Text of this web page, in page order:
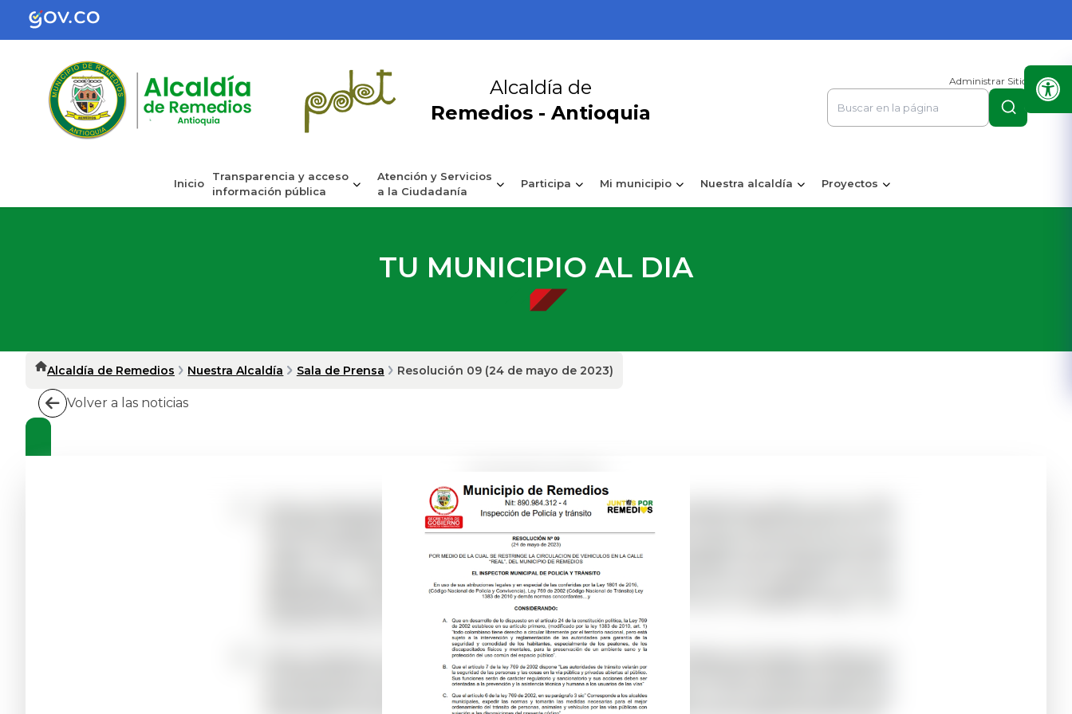
Alcaldía de
Remedios - Antioquia
Administrar Sitio
Inicio
Transparencia y acceso
información pública
Atención y Servicios
a la Ciudadanía
Participa Mi municipio Nuestra alcaldía Proyectos
TU MUNICIPIO AL DIA
Alcaldía de Remedios Nuestra Alcaldía Sala de Prensa Resolución 09 (24 de mayo de 2023)
Volver a las noticias